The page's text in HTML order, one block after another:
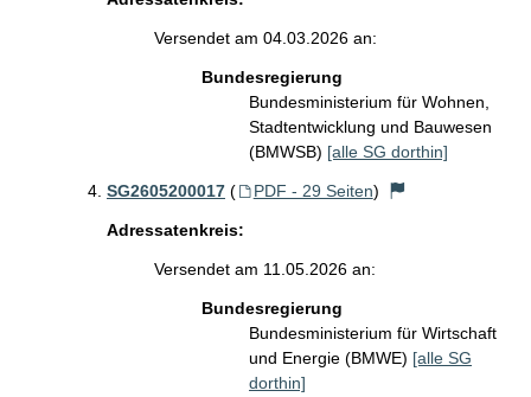
Versendet am 04.03.2026 an:
Bundesregierung
Bundesministerium für Wohnen,
Stadtentwicklung und Bauwesen
(BMWSB) [alle SG dorthin]
SG2605200017 ( PDF - 29 Seiten)
Adressatenkreis:
Versendet am 11.05.2026 an:
Bundesregierung
Bundesministerium für Wirtschaft
und Energie (BMWE) [alle SG
dorthin]